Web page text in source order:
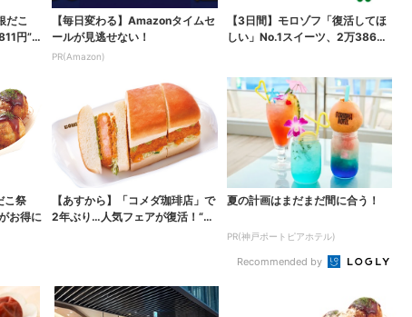
だこ
円”お
【毎日変わる】Amazonタイムセ
ールが見逃せない！
PR(Amazon)
【3日間】モロゾフ「復活してほ
しい」No.1スイーツ、2万3865
こ祭
お得に
【あすから】「コメダ珈琲店」で
2年ぶり…人気フェアが復活！“ハ
夏の計画はまだまだ間に合う！
PR(神戸ポートピアホテル)
Recommended by